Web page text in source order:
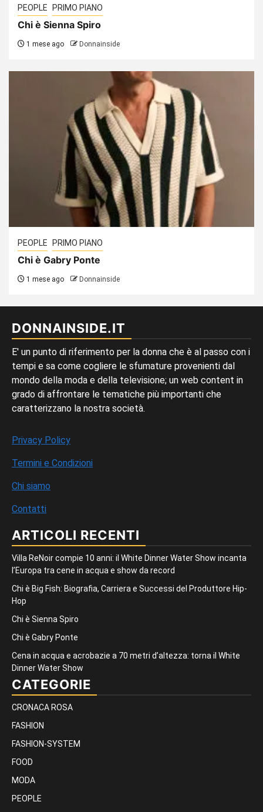
PEOPLE PRIMO PIANO
Chi è Sienna Spiro
1 mese ago Donnainside
PEOPLE PRIMO PIANO
Chi è Gabry Ponte
1 mese ago Donnainside
DONNAINSIDE.IT
E' un punto di riferimento per la donna che è al passo con i
tempi e sa come cogliere le sfumature provenienti dal
mondo della moda e della televisione; un web content in
grado di affrontare le tematiche più importanti che
caratterizzano la nostra società.
Privacy Policy
Termini e Condizioni
Chi siamo
Contatti
ARTICOLI RECENTI
Villa ReNoir compie 10 anni: il White Dinner Water Show incanta
l’Europa tra cene in acqua e show da record
Chi è Big Fish: Biografia, Carriera e Successi del Produttore Hip-
Hop
Chi è Sienna Spiro
Chi è Gabry Ponte
Cena in acqua e acrobazie a 70 metri d’altezza: torna il White
Dinner Water Show
CATEGORIE
CRONACA ROSA
FASHION
FASHION-SYSTEM
FOOD
MODA
PEOPLE